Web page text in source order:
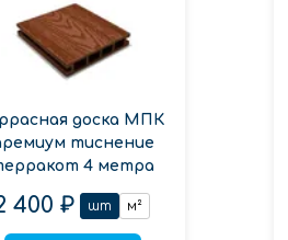
доска МПК
тиснение
4 метра
400 ₽ шт м²